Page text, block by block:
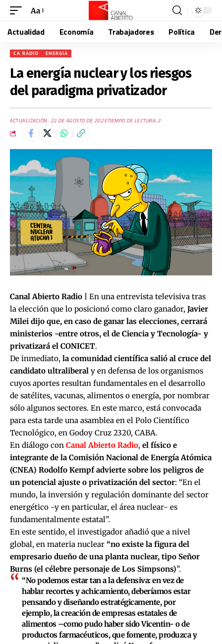
Aa
Actualidad Economía Trabajadores Política
CA RADIO ENERGIA
La energía nuclear y los riesgos
del paradigma privatizador
ACTUALIZACIÓN: 22 DE AGOSTO DE 2023TIEMPO DE LECTURA: 2
Canal Abierto Radio |
En una entrevista televisiva tras
la elección que lo posicionó como claro ganador, Javier
Milei dijo que, en caso de ganar las elecciones, cerrará
ministerios -entre otros, el de Ciencia y Tecnología- y
privatizará el CONICET.
De inmediato, la comunidad científica salió al cruce del
candidato ultraliberal y en defensa de los organismos
cuyos aportes resultan fundamentales en el desarrollo
de satélites, vacunas, alimentos o energía, por nombrar
sólo algunos sectores. En este marco, está convocada
para esta tarde una asamblea en el Polo Científico
Tecnológico, en Godoy Cruz 2320, CABA.
En diálogo con Canal Abierto Radio, el físico e
integrante de la Comisión Nacional de Energía Atómica
(CNEA) Rodolfo Kempf advierte sobre los peligros de
un potencial ajuste o privatización del sector: “En el
mundo, la inversión y regulación dominante del sector
energético -y en particular, el área nuclear- es
fundamentalmente estatal”.
En este sentido, el investigador añadió que a nivel
global, en materia nuclear “no existe la figura del
empresario dueño de una planta nuclear, tipo Señor
Burns (el célebre personaje de Los Simpsons)”.
“No podemos estar tan a la defensiva: en vez de
hablar recortes y achicamiento, deberíamos estar
pensando y diseñando estratégicamente, por
ejemplo, la creación de empresas estatales de
alimentos –como pudo haber sido Vicentin- o de
productos farmacéuticos, que fomente, produzca y